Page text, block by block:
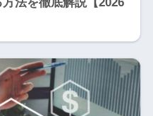
法を徹底解説【2026